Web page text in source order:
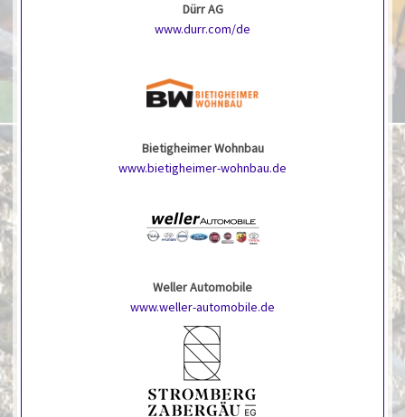
Dürr AG
www.durr.com/de
Bietigheimer Wohnbau
www.bietigheimer-wohnbau.de
Weller Automobile
www.weller-automobile.de